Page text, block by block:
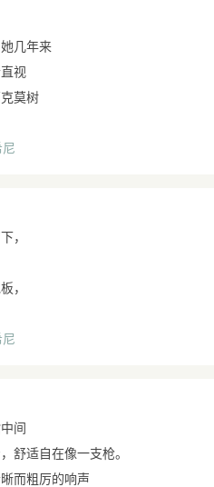
着，笑着
好了的尸体。
去，雪花莲
藉。六周来
。如今，脸苍白，
的血块，
里就像躺在儿童床里，
几年来
视
莫树
。
电视，
小牛犊，
制的那种，
之间，在那里你能
远的乡村
，
，
摩托的
，
间
舒适自在像一支枪。
而粗厉的响声